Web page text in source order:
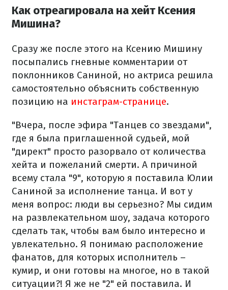
Как отреагировала на хейт Ксения
Мишина?
Сразу же после этого на Ксению Мишину
посыпались гневные комментарии от
поклонников Саниной, но актриса решила
самостоятельно объяснить собственную
позицию на инстаграм-странице.
"Вчера, после эфира "Танцев со звездами",
где я была приглашенной судьей, мой
"директ" просто разорвало от количества
хейта и пожеланий смерти. А причиной
всему стала "9", которую я поставила Юлии
Саниной за исполнение танца. И вот у
меня вопрос: люди вы серьезно? Мы сидим
на развлекательном шоу, задача которого
сделать так, чтобы вам было интересно и
увлекательно. Я понимаю расположение
фанатов, для которых исполнитель –
кумир, и они готовы на многое, но в такой
ситуации?! Я же не "2" ей поставила. И